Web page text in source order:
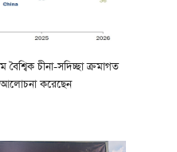
চীনা-সদিচ্ছা ক্রমাগত
আলোচনা করেছেন